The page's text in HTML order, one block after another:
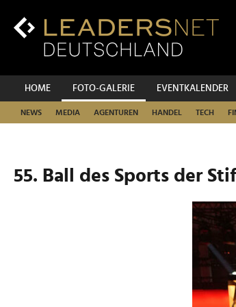
Inhalt
Hauptnavigation
HOME FOTO-GALERIE EVENTKALENDER
NEWS MEDIA AGENTUREN HANDEL TECH
55. Ball des Sports der